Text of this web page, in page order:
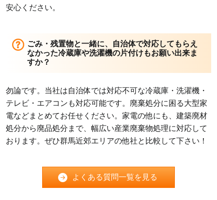
安心ください。
ごみ・残置物と一緒に、自治体で対応してもらえ
なかった冷蔵庫や洗濯機の片付けもお願い出来ま
すか？
勿論です。当社は自治体では対応不可な冷蔵庫・洗濯機・
テレビ・エアコンも対応可能です。廃棄処分に困る大型家
電などまとめてお任せください。家電の他にも、建築廃材
処分から廃品処分まで、幅広い産業廃棄物処理に対応して
おります。ぜひ群馬近郊エリアの他社と比較して下さい！
よくある質問一覧を見る